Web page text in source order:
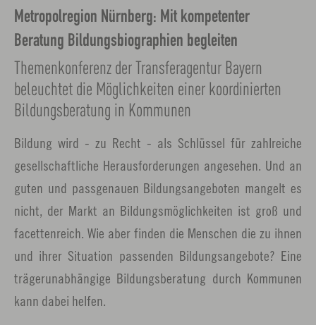
Metropolregion Nürnberg: Mit kompetenter
Beratung Bildungsbiographien begleiten
Themenkonferenz der Transferagentur Bayern
beleuchtet die Möglichkeiten einer koordinierten
Bildungsberatung in Kommunen
Bildung wird - zu Recht - als Schlüssel für zahlreiche
gesellschaftliche Herausforderungen angesehen. Und an
guten und passgenauen Bildungsangeboten mangelt es
nicht, der Markt an Bildungsmöglichkeiten ist groß und
facettenreich. Wie aber finden die Menschen die zu ihnen
und ihrer Situation passenden Bildungsangebote? Eine
trägerunabhängige Bildungsberatung durch Kommunen
kann dabei helfen.